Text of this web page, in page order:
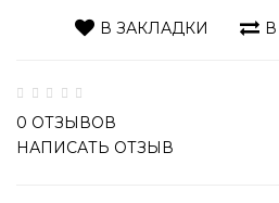
В ЗАКЛАДКИ
0 ОТЗЫВОВ
НАПИСАТЬ ОТЗЫВ